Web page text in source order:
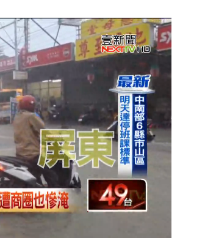
搜救艇翻覆4警消落...
師聯手掮客騙買「B...